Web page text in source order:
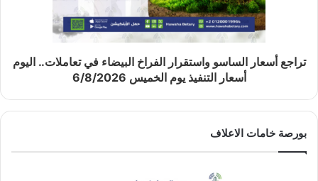
تراجع أسعار الساسو واستقرار الفراخ البيضاء في تعاملات.. اليوم
أسعار التنفيذ يوم الخميس 6/8/2026
بورصة خامات الاعلاف